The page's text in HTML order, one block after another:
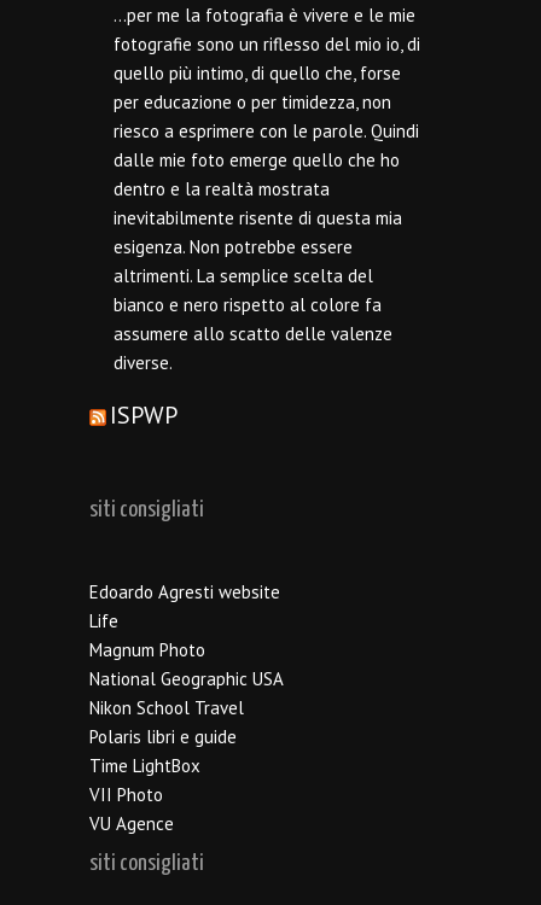
…per me la fotografia è vivere e le mie
fotografie sono un riflesso del mio io, di
quello più intimo, di quello che, forse
per educazione o per timidezza, non
riesco a esprimere con le parole. Quindi
dalle mie foto emerge quello che ho
dentro e la realtà mostrata
inevitabilmente risente di questa mia
esigenza. Non potrebbe essere
altrimenti. La semplice scelta del
bianco e nero rispetto al colore fa
assumere allo scatto delle valenze
diverse.
ISPWP
siti consigliati
Edoardo Agresti website
Life
Magnum Photo
National Geographic USA
Nikon School Travel
Polaris libri e guide
Time LightBox
VII Photo
VU Agence
siti consigliati